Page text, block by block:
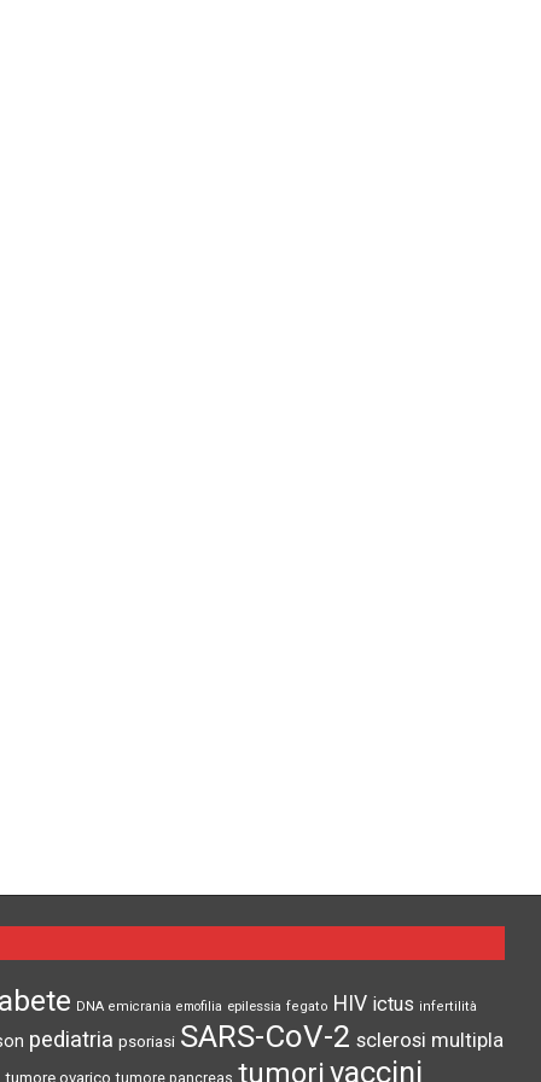
DNA emicrania emofilia epilessia fegato HIV ictus infertilità
pediatria psoriasi SARS-CoV-2 sclerosi multipla
tumore ovarico tumore pancreas tumorivaccini